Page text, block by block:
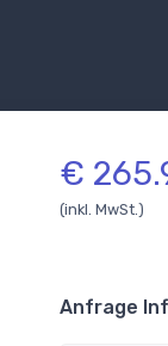
€
(inkl. MwSt.)
Anfrage